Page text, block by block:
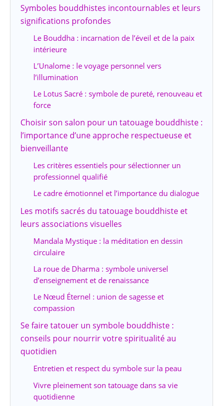
Symboles bouddhistes incontournables et leurs
significations profondes
Le Bouddha : incarnation de l’éveil et de la paix
intérieure
L’Unalome : le voyage personnel vers
l’illumination
Le Lotus Sacré : symbole de pureté, renouveau et
force
Choisir son salon pour un tatouage bouddhiste :
l’importance d’une approche respectueuse et
bienveillante
Les critères essentiels pour sélectionner un
professionnel qualifié
Le cadre émotionnel et l’importance du dialogue
Les motifs sacrés du tatouage bouddhiste et
leurs associations visuelles
Mandala Mystique : la méditation en dessin
circulaire
La roue de Dharma : symbole universel
d’enseignement et de renaissance
Le Nœud Éternel : union de sagesse et
compassion
Se faire tatouer un symbole bouddhiste :
conseils pour nourrir votre spiritualité au
quotidien
Entretien et respect du symbole sur la peau
Vivre pleinement son tatouage dans sa vie
quotidienne